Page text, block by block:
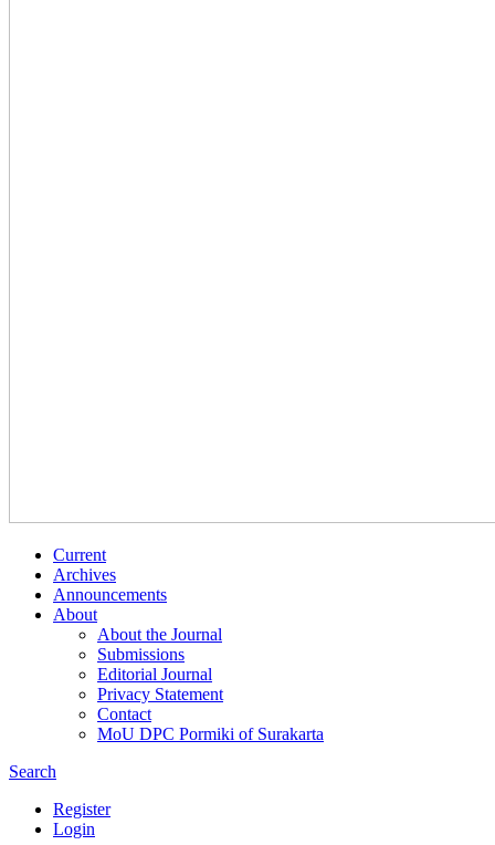
Current
Archives
Announcements
About
About the Journal
Submissions
Editorial Journal
Privacy Statement
Contact
MoU DPC Pormiki of Surakarta
Search
Register
Login